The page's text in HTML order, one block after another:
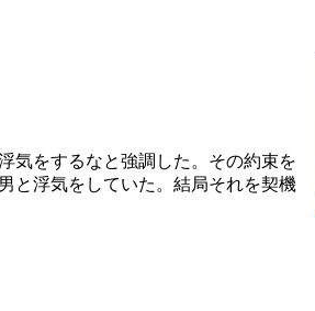
気をするなと強調した。その約束を
と浮気をしていた。結局それを契機